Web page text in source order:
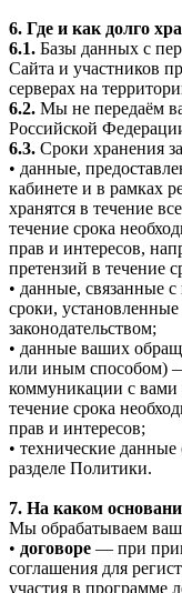
6. Где и как долго
6.1. Базы данных с
Сайта и участников
серверах на
6.2. Мы не передаём
Российской
6.3. Сроки хранения
• данные,
кабинете и в рамках
хранятся в течение
течение срока
прав и интересов,
претензий в течение
• данные, связанные
сроки,
законодательством;
• данные ваших
или иным способом) —
коммуникации с
течение срока
прав и интересов;
• технические
разделе Политики.
7. На каком
Мы обрабатываем
• договоре — при
соглашения для
участия в программе